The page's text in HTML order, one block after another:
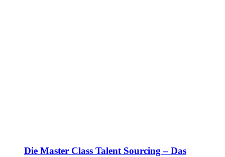
Die Master Class Talent Sourcing – Das